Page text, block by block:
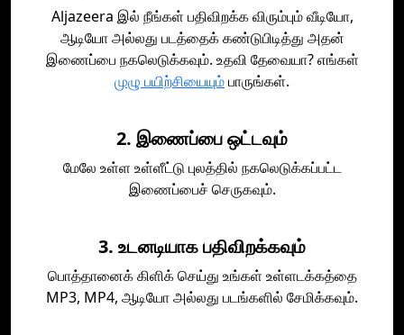
Aljazeera இல் நீங்கள் பதிவிறக்க விரும்பும் வீடியோ,
ஆடியோ அல்லது படத்தைக் கண்டுபிடித்து அதன்
இணைப்பை நகலெடுக்கவும். உதவி தேவையா? எங்கள்
முழு பயிற்சியையும்பாருங்கள்.
2. இணைப்பை ஒட்டவும்
மேலே உள்ள உள்ளீட்டு புலத்தில் நகலெடுக்கப்பட்ட
இணைப்பைச் செருகவும்.
3. உடனடியாக பதிவிறக்கவும்
பொத்தானைக் கிளிக் செய்து உங்கள் உள்ளடக்கத்தை
MP3, MP4, ஆடியோ அல்லது படங்களில் சேமிக்கவும்.